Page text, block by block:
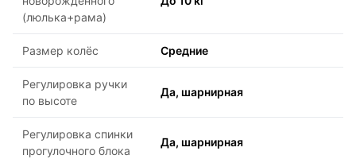
(люлька+рама)
Размер колёс Средние
Регулировка ручки
по высоте
Да, шарнирная
Регулировка спинки
прогулочного блока
Да, шарнирная